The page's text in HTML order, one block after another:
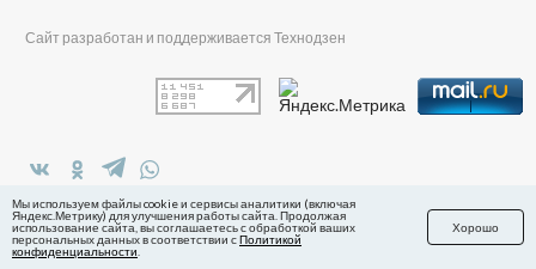
в Яндекс.Дзен
Сайт разработан и поддерживается Технодзен
Мы используем файлы cookie и сервисы аналитики (включая
Яндекс.Метрику) для улучшения работы сайта. Продолжая
использование сайта, вы соглашаетесь с обработкой ваших
персональных данных в соответствии сПолитикой
конфиденциальности
Хорошо